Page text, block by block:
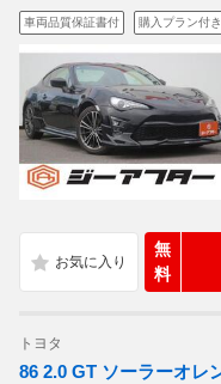
車両品質保証書付 購入プラン付き
無
料
トヨタ
86 2.0 GT ソーラーオレ